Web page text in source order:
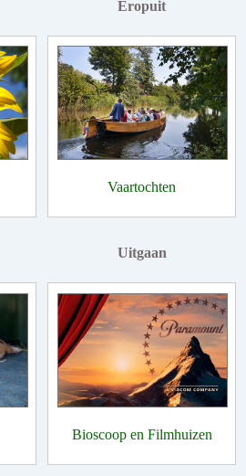
Eropuit
Vaartochten
Uitgaan
Bioscoop en Filmhuizen